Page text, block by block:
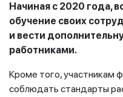
Начиная с 2020 года,
обучение своих
и вести
работниками.
Кроме того, участникам
соблюдать стандарты